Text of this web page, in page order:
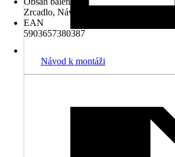
Zrcadlo, Návod k montáži
EAN
5903657380387
Návod k montáži